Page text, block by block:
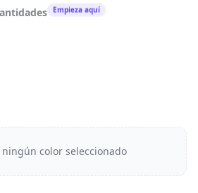
Empieza aquí
color seleccionado